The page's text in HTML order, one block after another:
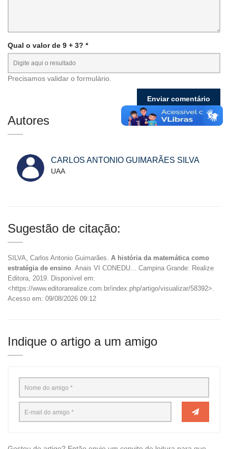
Qual o valor de 9 + 3? *
Precisamos validar o formulário.
Autores
CARLOS ANTONIO GUIMARÃES SILVA
UAA
Sugestão de citação:
SILVA, Carlos Antonio Guimarães. A história da matemática como
estratégia de ensino. Anais VI CONEDU... Campina Grande: Realize
Editora, 2019. Disponível em:
<https://www.editorarealize.com.br/index.php/artigo/visualizar/58392>.
Acesso em: 09/08/2026 09:12
Indique o artigo a um amigo